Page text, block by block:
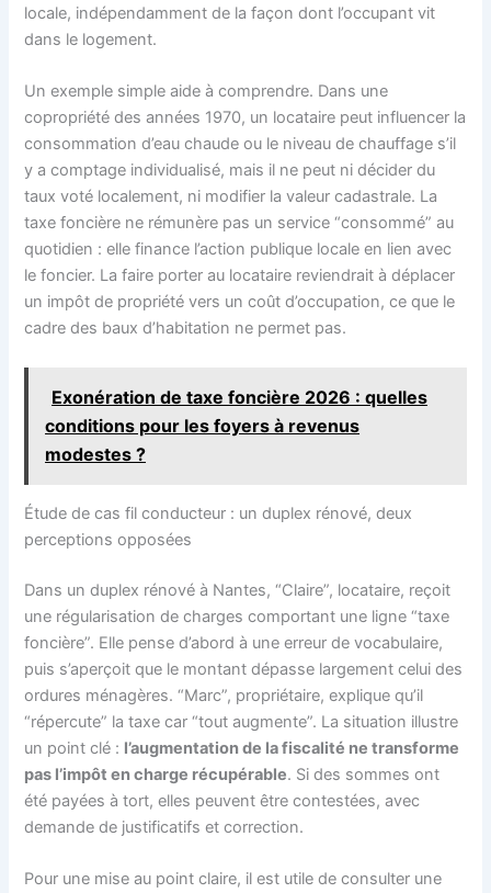
locale, indépendamment de la façon dont l’occupant vit
dans le logement.
Un exemple simple aide à comprendre. Dans une
copropriété des années 1970, un locataire peut influencer la
consommation d’eau chaude ou le niveau de chauffage s’il
y a comptage individualisé, mais il ne peut ni décider du
taux voté localement, ni modifier la valeur cadastrale. La
taxe foncière ne rémunère pas un service “consommé” au
quotidien : elle finance l’action publique locale en lien avec
le foncier. La faire porter au locataire reviendrait à déplacer
un impôt de propriété vers un coût d’occupation, ce que le
cadre des baux d’habitation ne permet pas.
Exonération de taxe foncière 2026 : quelles
conditions pour les foyers à revenus
modestes ?
Étude de cas fil conducteur : un duplex rénové, deux
perceptions opposées
Dans un duplex rénové à Nantes, “Claire”, locataire, reçoit
une régularisation de charges comportant une ligne “taxe
foncière”. Elle pense d’abord à une erreur de vocabulaire,
puis s’aperçoit que le montant dépasse largement celui des
ordures ménagères. “Marc”, propriétaire, explique qu’il
“répercute” la taxe car “tout augmente”. La situation illustre
un point clé : l’augmentation de la fiscalité ne transforme
pas l’impôt en charge récupérable. Si des sommes ont
été payées à tort, elles peuvent être contestées, avec
demande de justificatifs et correction.
Pour une mise au point claire, il est utile de consulter une